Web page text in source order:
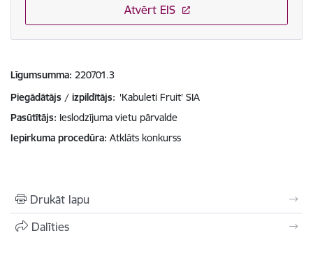
Atvērt EIS
Līgumsumma 220701.3
Piegādātājs / izpildītājs: 'Kabuleti Fruit' SIA
Pasūtītājs Ieslodzījuma vietu pārvalde
Iepirkuma procedūra Atklāts konkurss
Drukāt lapu
Dalīties